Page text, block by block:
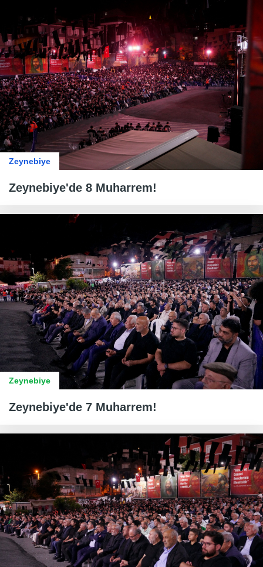
Zeynebiye
Zeynebiye'de 8 Muharrem!
Zeynebiye
Zeynebiye'de 7 Muharrem!